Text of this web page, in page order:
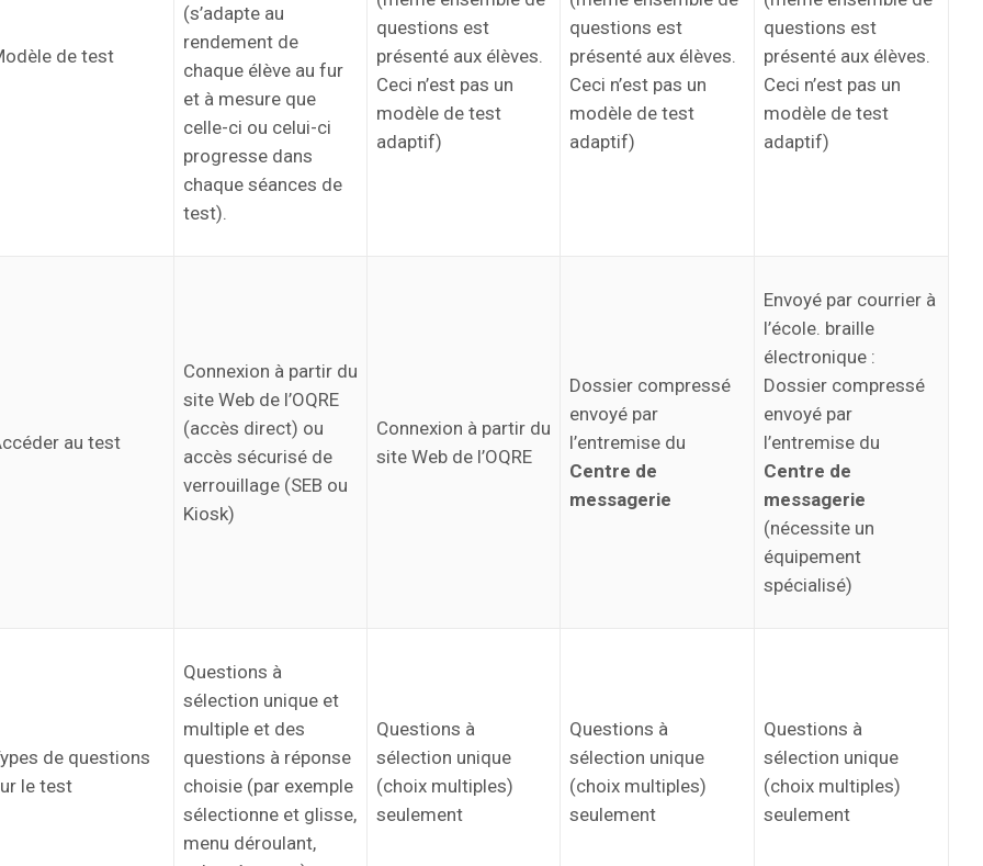
de test
(s’adapte au
rendement de
chaque élève au fur
et à mesure que
celle-ci ou celui-ci
progresse dans
chaque séances de
test).
questions est
présenté aux élèves.
Ceci n’est pas un
modèle de test
adaptif)
questions est
présenté aux élèves.
Ceci n’est pas un
modèle de test
adaptif)
questions est
présenté aux élèves.
Ceci n’est pas un
modèle de test
adaptif)
au test
Connexion à partir du
site Web de l’OQRE
(accès direct) ou
accès sécurisé de
verrouillage (SEB ou
Kiosk)
Connexion à partir du
site Web de l’OQRE
Dossier compressé
envoyé par
l’entremise du
Centre de
messagerie
Envoyé par courrier à
l’école. braille
électronique :
Dossier compressé
envoyé par
l’entremise du
Centre de
messagerie
(nécessite un
équipement
spécialisé)
de questions
le test
Questions à
sélection unique et
multiple et des
questions à réponse
choisie (par exemple
sélectionne et glisse,
menu déroulant,
Questions à
sélection unique
(choix multiples)
seulement
Questions à
sélection unique
(choix multiples)
seulement
Questions à
sélection unique
(choix multiples)
seulement